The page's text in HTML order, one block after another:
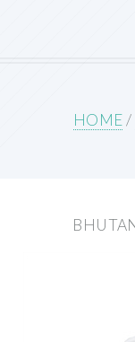
HOME/